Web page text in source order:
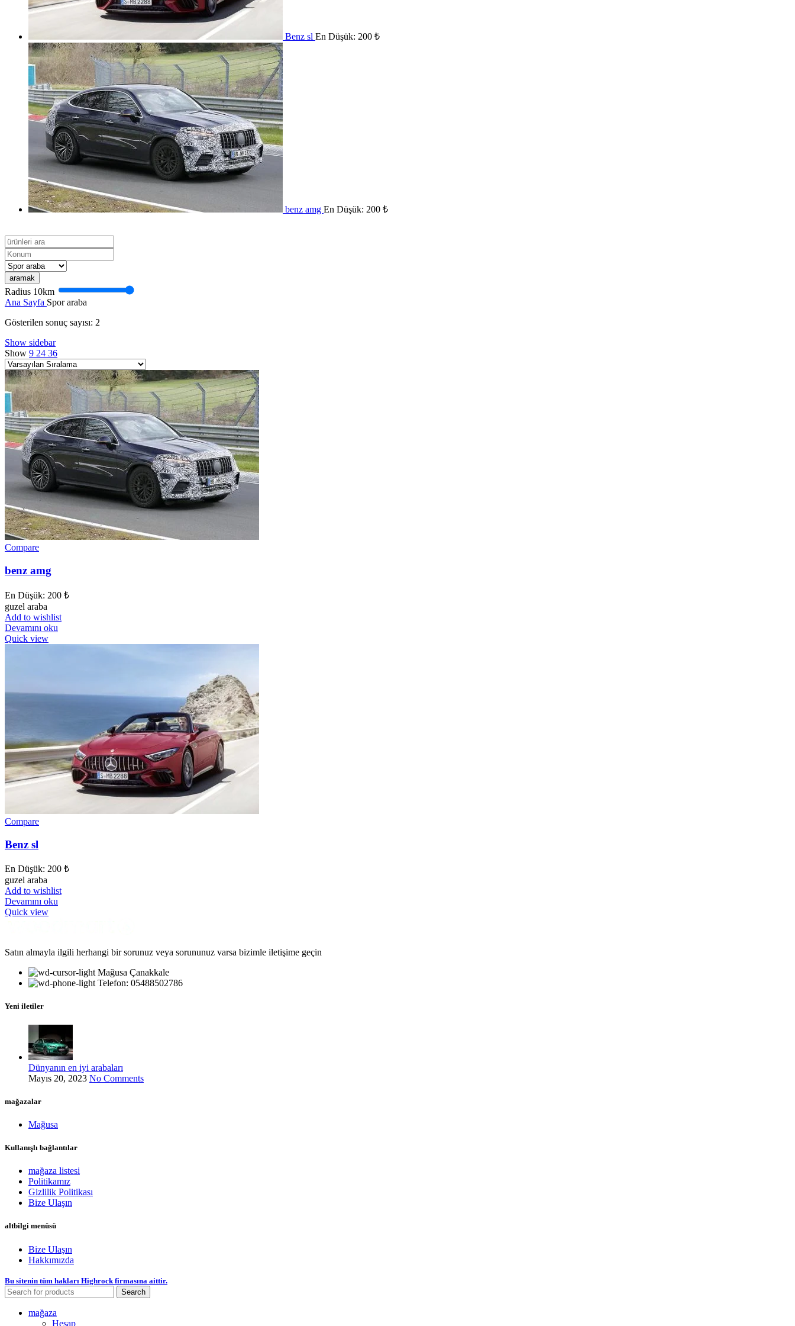
Benz sl En Düşük: 200 ₺
benz amg En Düşük: 200 ₺
aramak
Radius 10km
Ana Sayfa Spor araba
Gösterilen sonuç sayısı: 2
Show sidebar
Show 9 24 36
Compare
benz amg
En Düşük: 200 ₺
guzel araba
Add to wishlist
Devamını oku
Quick view
Compare
Benz sl
En Düşük: 200 ₺
guzel araba
Add to wishlist
Devamını oku
Quick view
Satın almayla ilgili herhangi bir sorunuz veya sorununuz varsa bizimle iletişime geçin
Mağusa Çanakkale
Telefon: 05488502786
Yeni iletiler
Dünyanın en iyi arabaları
Mayıs 20, 2023 No Comments
mağazalar
Mağusa
Kullanışlı bağlantılar
mağaza listesi
Politikamız
Gizlilik Politikası
Bize Ulaşın
altbilgi menüsü
Bize Ulaşın
Hakkımızda
Bu sitenin tüm hakları Highrock firmasına aittir.
Search
mağaza
Hesap